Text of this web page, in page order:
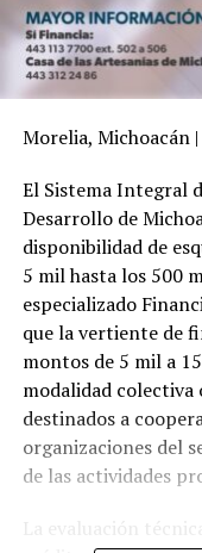
Morelia, Michoacán
El Sistema Integral
Desarrollo de
disponibilidad de
5 mil hasta los 500
especializado
que la vertiente de
montos de 5 mil a
modalidad colectiva
destinados a
organizaciones del
de las actividades